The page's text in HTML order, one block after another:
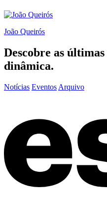
João Queirós
Descobre as últimas
dinâmica.
Notícias Eventos Arquivo